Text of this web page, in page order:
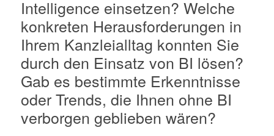
Intelligence einsetzen? Welche
konkreten Herausforderungen in
Ihrem Kanzleialltag konnten Sie
durch den Einsatz von BI lösen?
Gab es bestimmte Erkenntnisse
oder Trends, die Ihnen ohne BI
verborgen geblieben wären?